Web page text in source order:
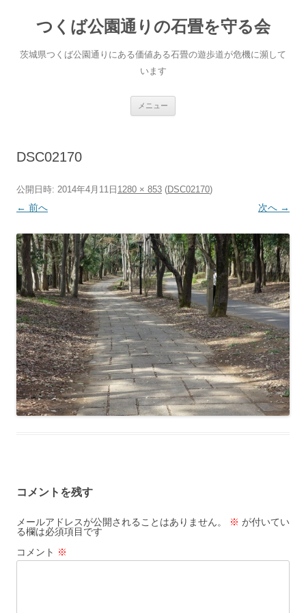
へ
ス
つくば公園通りの石畳を守る会
茨城県つくば公園通りにある価値ある石畳の遊歩道が危機に瀕して
います
メニュー
DSC02170
公開日時: 2014年4月11日 1280 × 853 (DSC02170)
← 前へ 次へ →
コメントを残す
メールアドレスが公開されることはありません。 ※ が付いてい
る欄は必須項目です
コメント ※